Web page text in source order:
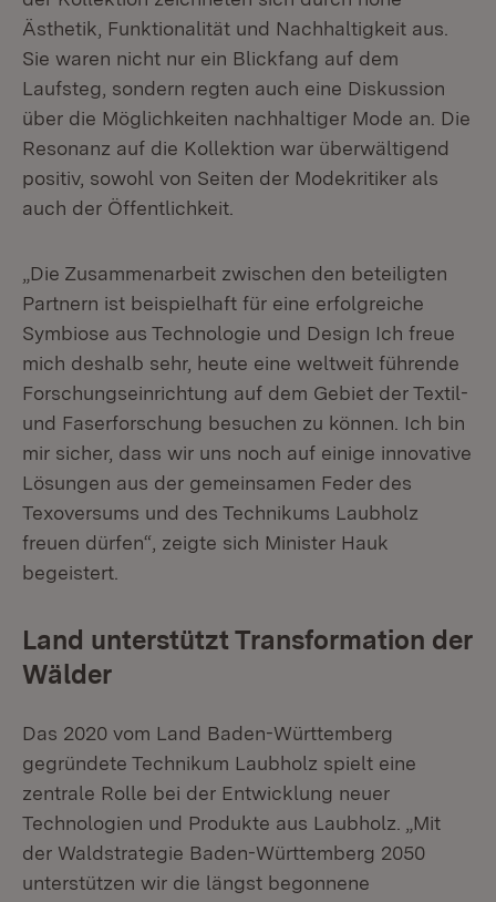
Ästhetik, Funktionalität und Nachhaltigkeit aus.
Sie waren nicht nur ein Blickfang auf dem
Laufsteg, sondern regten auch eine Diskussion
über die Möglichkeiten nachhaltiger Mode an. Die
Resonanz auf die Kollektion war überwältigend
positiv, sowohl von Seiten der Modekritiker als
auch der Öffentlichkeit.
„Die Zusammenarbeit zwischen den beteiligten
Partnern ist beispielhaft für eine erfolgreiche
Symbiose aus Technologie und Design Ich freue
mich deshalb sehr, heute eine weltweit führende
Forschungseinrichtung auf dem Gebiet der Textil-
und Faserforschung besuchen zu können. Ich bin
mir sicher, dass wir uns noch auf einige innovative
Lösungen aus der gemeinsamen Feder des
Texoversums und des Technikums Laubholz
freuen dürfen“, zeigte sich Minister Hauk
begeistert.
Land unterstützt Transformation der
Wälder
Das 2020 vom Land Baden-Württemberg
gegründete Technikum Laubholz spielt eine
zentrale Rolle bei der Entwicklung neuer
Technologien und Produkte aus Laubholz. „Mit
der Waldstrategie Baden-Württemberg 2050
unterstützen wir die längst begonnene